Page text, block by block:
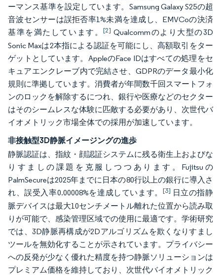
ーマンス基準を設定しています。Samsung Galaxy S25の超
音波センサーは誤拒否率1%未満を達成し、EMVCoの決済
基準を満たしています。[2] Qualcommのより大型の3D
Sonic Maxは2本指による認証を可能にし、高額取引をター
ゲットとしています。AppleのFace IDはすべての処理をセ
キュアエンクレーブ内で完結させ、GDPRのデータ最小化
規則に準拠しています。消費者が年間数千回スマートフォ
ンのロックを解除するにつれ、銀行や医療などのセクター
はそのシームレスな体験に匹敵する必要があり、次世代バ
イオメトリック市場全体での採用が加速しています。
非接触型3D静脈イメージングの進歩
静脈認証は、指紋・顔認証システムに残る衛生上およびな
りすましの課題を克服しつつあります。Fujitsuの
PalmSecureは2025年までに日本の80行以上の銀行に導入さ
れ、誤受入率0.00008%を達成しています。 [3] 日立の指静
脈デバイスは最大10センチメートル離れた位置から読み取
りが可能で、感染管理区域での使用に最適です。学術研究
では、3D静脈再構成が2Dアルゴリズムを欺くなりすまし
ツールを無効化することが示されています。プライバシー
への反発が少なく優れた精度を持つ静脈ソリューションは
プレミアム価格を維持しており、次世代バイオメトリック